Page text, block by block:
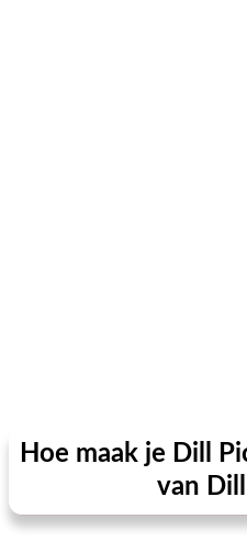
Hoe maak je Dill
van